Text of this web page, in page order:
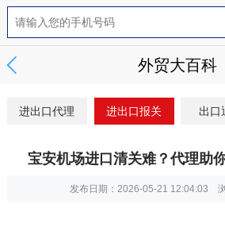
外贸大百科
进出口代理 进出口报关 出口
宝安机场进口清关难？代理助
发布日期：2026-05-21 12:04:03 浏